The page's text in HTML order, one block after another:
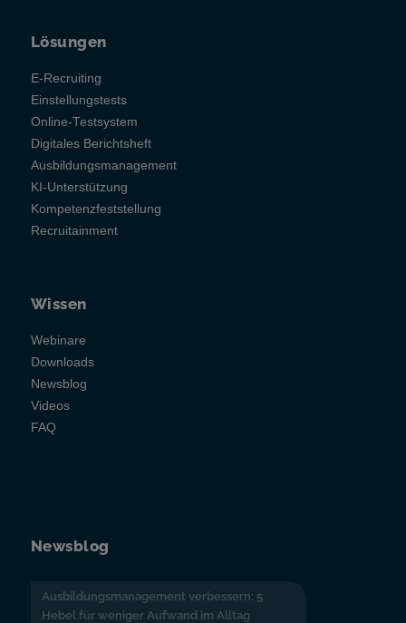
Lösungen
E-Recruiting
Einstellungstests
Online-Testsystem
Digitales Berichtsheft
Ausbildungsmanagement
KI-Unterstützung
Kompetenzfeststellung
Recruitainment
Wissen
Webinare
Downloads
Newsblog
Videos
FAQ
Newsblog
Ausbildungsmanagement verbessern: 5
Hebel für weniger Aufwand im Alltag